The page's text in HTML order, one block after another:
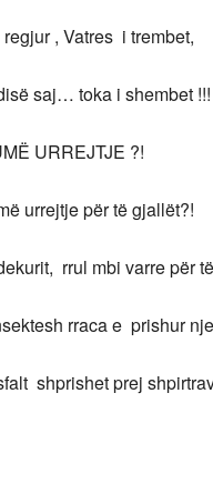
, Vatres i trembet,
saj… toka i shembet !!!
URREJTJE ?!
urrejtje për të gjallët?!
rrul mbi varre për
rraca e prishur
shprishet prej